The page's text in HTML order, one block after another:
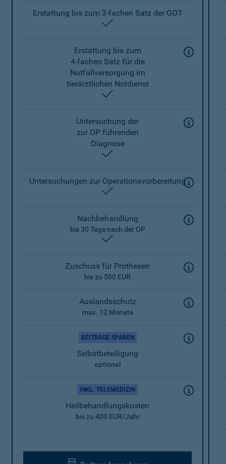
Erstattung bis zum 3-fachen Satz der GOT
Erstattung bis zum
4-fachen Satz für die
Notfallversorgung im
tierärztlichen Notdienst
Untersuchung der
zur OP führenden
Diagnose
Untersuchungen zur Operationsvorbereitung
Nachbehandlung
bis 30 Tage nach der OP
Zuschuss für Prothesen
bis zu 500 EUR
Auslandsschutz
max. 12 Monate
BEITRÄGE SPAREN
Selbstbeteiligung
optional
INKL. TELEMEDIZIN
Heilbehandlungskosten
bis zu 400 EUR/Jahr